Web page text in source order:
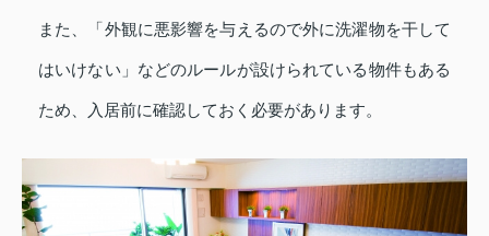
また、「外観に悪影響を与えるので外に洗濯物を干して
はいけない」などのルールが設けられている物件もある
ため、入居前に確認しておく必要があります。